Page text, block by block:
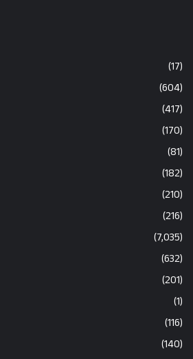
(17)
(604)
(417)
(170)
(81)
(182)
(210)
(216)
(7,035)
(632)
(201)
(1)
(116)
(140)